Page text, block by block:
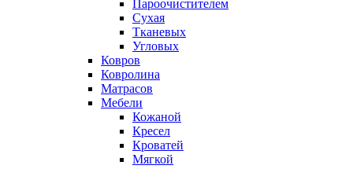
Пароочистителем
Сухая
Тканевых
Угловых
Ковров
Ковролина
Матрасов
Мебели
Кожаной
Кресел
Кроватей
Мягкой